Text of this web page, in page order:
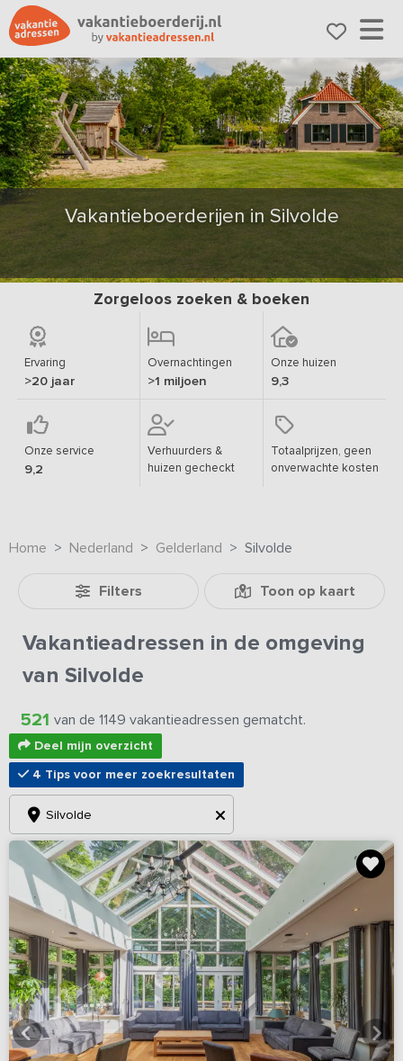
Vakantieboerderijen in Silvolde
Zorgeloos zoeken & boeken
Ervaring
>20 jaar
Overnachtingen
>1 miljoen
Onze huizen
9,3
Onze service
9,2
Verhuurders &
huizen gecheckt
Totaalprijzen, geen
onverwachte kosten
Home Nederland Gelderland Silvolde
Filters Toon op kaart
Vakantieadressen in de omgeving
van Silvolde
521 van de 1149 vakantieadressen gematcht.
Deel mijn overzicht
4 Tips voor meer zoekresultaten
Silvolde